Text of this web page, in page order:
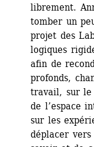
librement.
tomber un
projet des
logiques
afin de
profonds,
travail, sur le
de l’espace
sur les
déplacer